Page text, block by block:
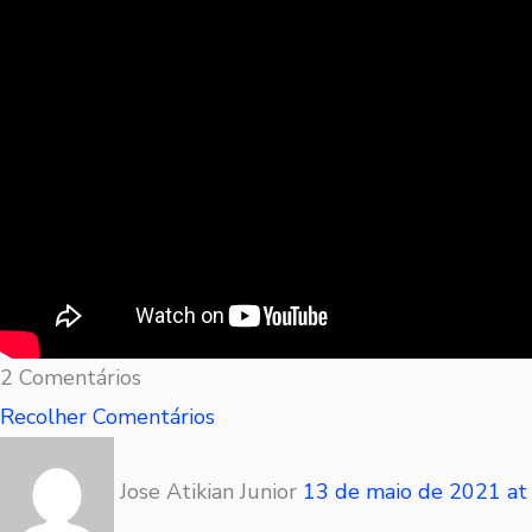
2 Comentários
Recolher Comentários
Jose Atikian Junior 13 de maio de 2021 at